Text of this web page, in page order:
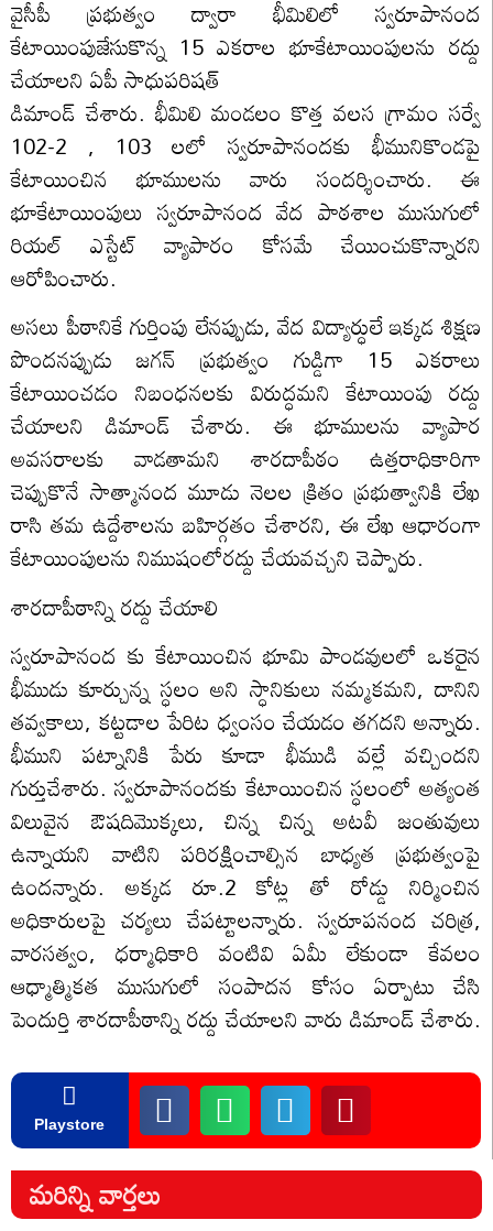
వైసీపీ ప్రభుత్వం ద్వారా భీమిలిలో స్వరూపానంద
కేటాయింపుజేసుకొన్న 15 ఎకరాల భూకేటాయింపులను రద్దు
చేయాలని ఏపీ సాధుపరిషత్
డిమాండ్ చేశారు. భీమిలి మండలం కొత్త వలస గ్రామం సర్వే
102-2 , 103 లలో స్వరూపానందకు భీమునికొండపై
కేటాయించిన భూములను వారు సందర్శించారు. ఈ
భూకేటాయింపులు స్వరూపానంద వేద పాఠశాల ముసుగులో
రియల్ ఎస్టేట్ వ్యాపారం కోసమే చేయించుకొన్నారని
ఆరోపించారు.
అసలు పీఠానికే గుర్తింపు లేనప్పుడు, వేద విద్యార్ధులే ఇక్కడ శిక్షణ
పొందనప్పుడు జగన్ ప్రభుత్వం గుడ్డిగా 15 ఎకరాలు
కేటాయించడం నిబంధనలకు విరుద్ధమని కేటాయింపు రద్దు
చేయాలని డిమాండ్ చేశారు. ఈ భూములను వ్యాపార
అవసరాలకు వాడతామని శారదాపీఠం ఉత్తరాధికారిగా
చెప్పుకొనే సాత్మానంద మూడు నెలల క్రితం ప్రభుత్వానికి లేఖ
రాసి తమ ఉద్దేశాలను బహిర్గతం చేశారని, ఈ లేఖ ఆధారంగా
కేటాయింపులను నిముషంలోరద్దు చేయవచ్చని చెప్పారు.
శారదాపీఠాన్ని రద్దు చేయాలి
స్వరూపానంద కు కేటాయించిన భూమి పాండవులలో ఒకరైన
భీముడు కూర్చున్న స్ధలం అని స్ధానికులు నమ్మకమని, దానిని
తవ్వకాలు, కట్టడాల పేరిట ధ్వంసం చేయడం తగదని అన్నారు.
భీముని పట్నానికి పేరు కూడా భీముడి వల్లే వచ్చిందని
గుర్తుచేశారు. స్వరూపానందకు కేటాయించిన స్ధలంలో అత్యంత
విలువైన ఔషదిమొక్కలు, చిన్న చిన్న అటవీ జంతువులు
ఉన్నాయని వాటిని పరిరక్షించాల్సిన బాధ్యత ప్రభుత్వంపై
ఉంద‌న్నారు. అక్క‌డ రూ.2 కోట్ల తో రోడ్డు నిర్మించిన
అధికారుల‌పై చ‌ర్య‌లు చేపట్టాల‌న్నారు. స్వరూపనంద చరిత్ర,
వారసత్వం, ధర్మాధికారి వంటివి ఏమీ లేకుండా కేవలం
ఆధ్మాత్మికత ముసుగులో సంపాదన కోసం ఏర్పాటు చేసి
పెందుర్తి శారదాపీఠాన్ని రద్దు చేయాలని వారు డిమాండ్ చేశారు.
Playstore
మరిన్ని వార్తలు